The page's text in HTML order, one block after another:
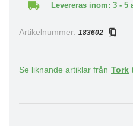
Levereras inom: 3 - 5
Artikelnummer: 183602
Se liknande artiklar från Tork